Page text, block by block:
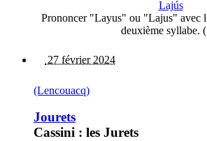
Lajús
Prononcer "Layus" ou "Lajus" avec
deuxième syllabe.
27 février 2024
(Lencouacq)
Jourets
Cassini : les Jurets